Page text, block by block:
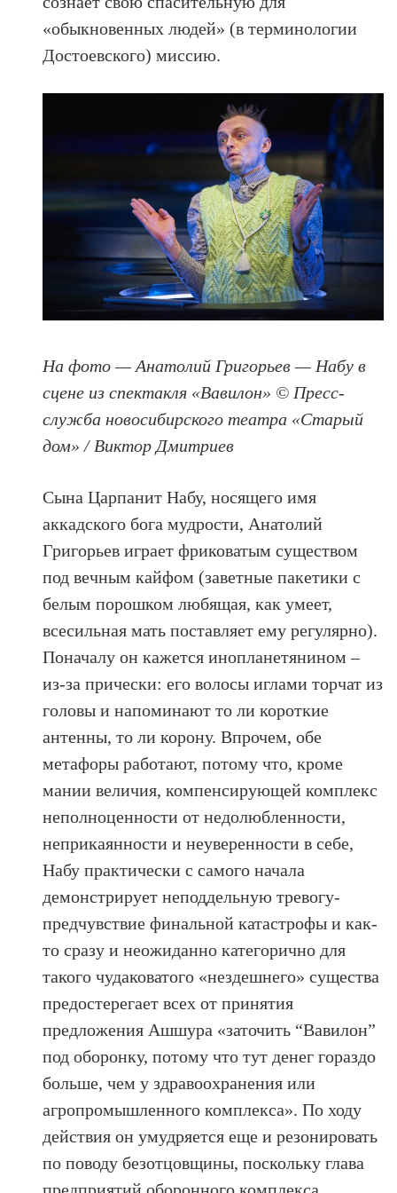
«обыкновенных людей» (в терминологии
Достоевского) миссию.
На фото — Анатолий Григорьев — Набу в
сцене из спектакля «Вавилон» © Пресс-
служба новосибирского театра «Старый
дом» / Виктор Дмитриев
Сына Царпанит Набу, носящего имя
аккадского бога мудрости, Анатолий
Григорьев играет фриковатым существом
под вечным кайфом (заветные пакетики с
белым порошком любящая, как умеет,
всесильная мать поставляет ему регулярно).
Поначалу он кажется инопланетянином –
из-за прически: его волосы иглами торчат из
головы и напоминают то ли короткие
антенны, то ли корону. Впрочем, обе
метафоры работают, потому что, кроме
мании величия, компенсирующей комплекс
неполноценности от недолюбленности,
неприкаянности и неуверенности в себе,
Набу практически с самого начала
демонстрирует неподдельную тревогу-
предчувствие финальной катастрофы и как-
то сразу и неожиданно категорично для
такого чудаковатого «нездешнего» существа
предостерегает всех от принятия
предложения Ашшура «заточить “Вавилон”
под оборонку, потому что тут денег гораздо
больше, чем у здравоохранения или
агропромышленного комплекса». По ходу
действия он умудряется еще и резонировать
по поводу безотцовщины, поскольку глава
предприятий оборонного комплекса